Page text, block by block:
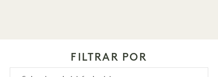
FILTRAR POR